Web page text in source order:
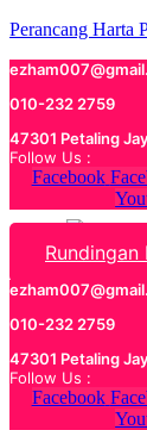
Perancang Harta
010-232 2759
47301 Petaling
Follow Us :
Facebook
Rundingan
010-232 2759
47301 Petaling
Follow Us :
Facebook